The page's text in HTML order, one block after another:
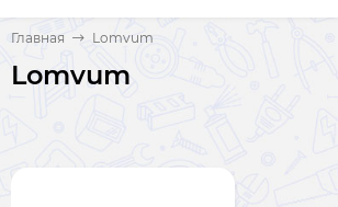
Главная Lomvum
Lomvum